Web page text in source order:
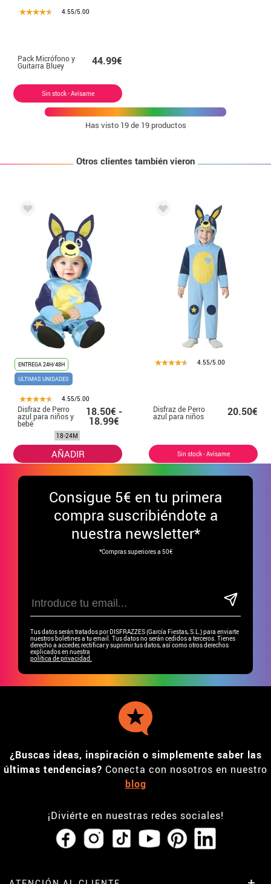
4.55/5.00
Pack Micrófono y
Guitarra Bluey 44.99€
Sin stock - Avísame
Has visto 19de 19 productos
Otros clientes también vieron
ENTREGA 24H/48H
ÚLTIMAS UNIDADES
4.55/5.00
Disfraz de Perro
azul para niños y
bebé
18.50€ -
18.99€
18-24M
AÑADIR
4.55/5.00
Disfraz de Perro
azul para niños 20.50€
Sin stock - Avísame
Consigue 5€ en tu primera
compra suscribiéndote a
nuestra newsletter*
*Compras superiores a 50€
Tus datos serán tratados por DISFRAZZES (García Fiestas, S.L.) para enviarte
nuestros boletines a tu email. Tus datos no serán cedidos a terceros. Tienes
derecho a acceder, rectificar y suprimir tus datos, así como otros derechos
explicados en nuestra
política de privacidad.
¿Buscas ideas, inspiración o simplemente saber las
últimas tendencias? Conecta con nosotros en nuestro
blog
¡Diviérte en nuestras redes sociales!